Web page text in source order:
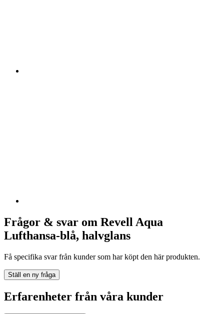
Frågor & svar om Revell Aqua
Lufthansa-blå, halvglans
Få specifika svar från kunder som har köpt den här produkten.
Ställ en ny fråga
Erfarenheter från våra kunder